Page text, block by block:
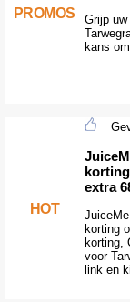
PROMOS
Grijp
kans
HOT
extra
korting
korting,
voor
link en